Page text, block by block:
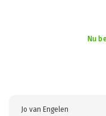
Nu
Jo van Engelen